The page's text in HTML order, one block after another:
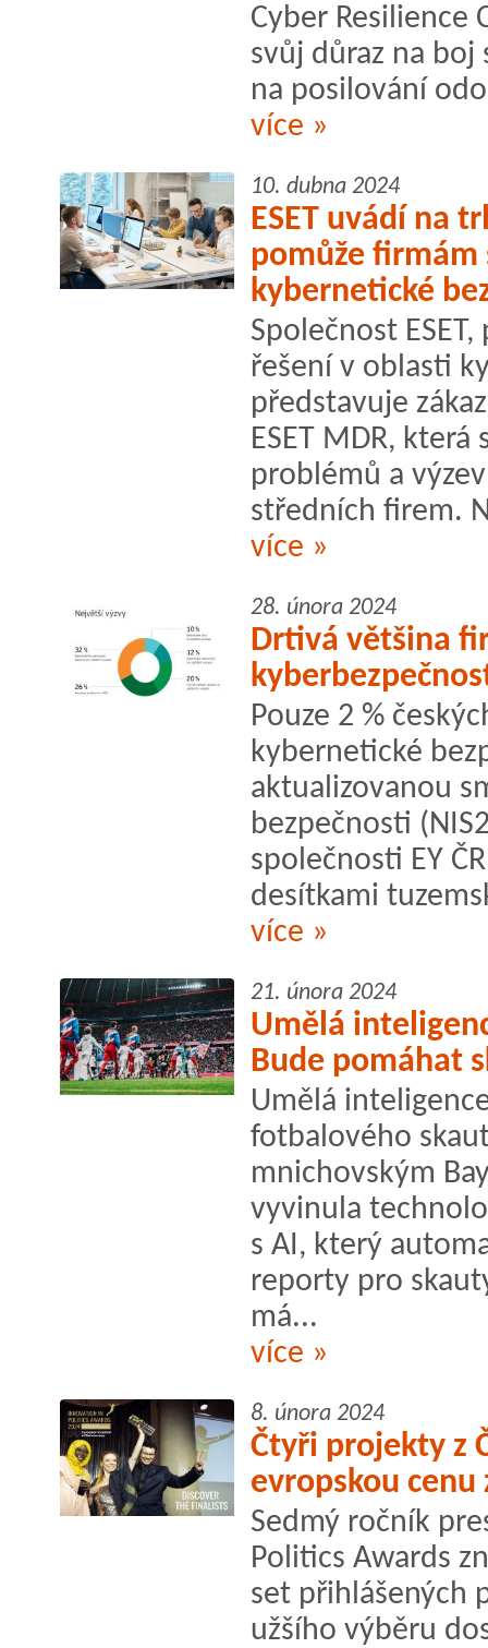
Cyber Resilience
svůj důraz na
na posilování
více »
10. dubna 2024
ESET uvádí na
pomůže firmám
kybernetické
Společnost
řešení v oblasti
představuje
ESET MDR,
problémů a
středních firem.
více »
28. února 2024
Drtivá většina
Pouze 2 %
kybernetické
aktualizovanou
bezpečnosti
společnosti EY
desítkami
více »
21. února 2024
Umělá
Bude pomáhat
Umělá
fotbalového
mnichovským
vyvinula
s AI, který
reporty pro
má...
více »
8. února 2024
Čtyři projekty z
evropskou
Sedmý ročník
Politics Awards
set přihlášených
užšího výběru